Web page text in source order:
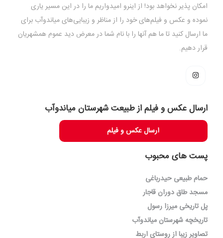
امکان پذیر نخواهد بود! از اینرو امیدواریم ما را در این مسیر یاری
نموده و عکس و فیلم‌های خود را از مناظر و زیبایی‌های میاندوآب برای
ما ارسال کنید تا ما هم آنها را با نام شما در معرض دید عموم همشهریان
قرار دهیم.
ارسال عکس و فیلم از طبیعت شهرستان میاندوآب
ارسال عکس و فیلم
پست های محبوب
حمام طبیعی حیدرباغی
مسجد طاق دوران قاجار
پل تاریخی میرزا رسول
تاریخچه شهرستان میاندوآب
تصاویر زیبا از روستای اربط